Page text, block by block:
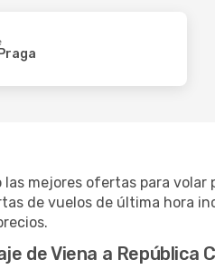
Praga
las mejores ofertas para
de vuelos de última hora
de Viena a República